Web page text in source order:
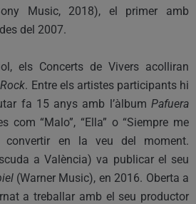
Music, 2018), el primer amb
del 2007.
els Concerts de Vivers acolliran
. Entre els artistes participants hi
fa 15 anys amb l’àlbum Pafuera
com “Malo”, “Ella” o “Siempre me
convertir en la veu del moment.
a València) va publicar el seu
(Warner Music), en 2016. Oberta a
a treballar amb el seu productor